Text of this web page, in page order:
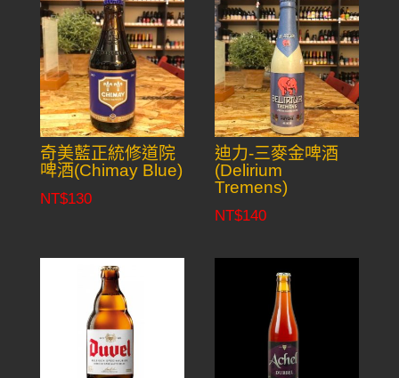
奇美藍正統修道院
啤酒(Chimay Blue)
NT$130
迪力-三麥金啤酒
(Delirium
Tremens)
NT$140